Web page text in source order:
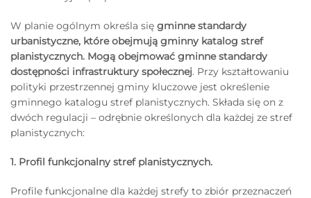
W planie ogólnym określa się gminne standardy
urbanistyczne, które obejmują gminny katalog stref
planistycznych. Mogą obejmować gminne standardy
dostępności infrastruktury społecznej. Przy kształtowaniu
polityki przestrzennej gminy kluczowe jest określenie
gminnego katalogu stref planistycznych. Składa się on z
dwóch regulacji – odrębnie określonych dla każdej ze stref
planistycznych:
1. Profil funkcjonalny stref planistycznych.
Profile funkcjonalne dla każdej strefy to zbiór przeznaczeń